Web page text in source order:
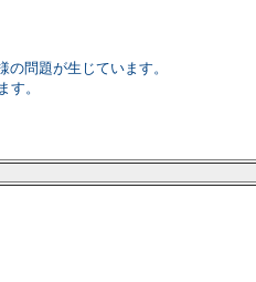
問題が生じています。
。